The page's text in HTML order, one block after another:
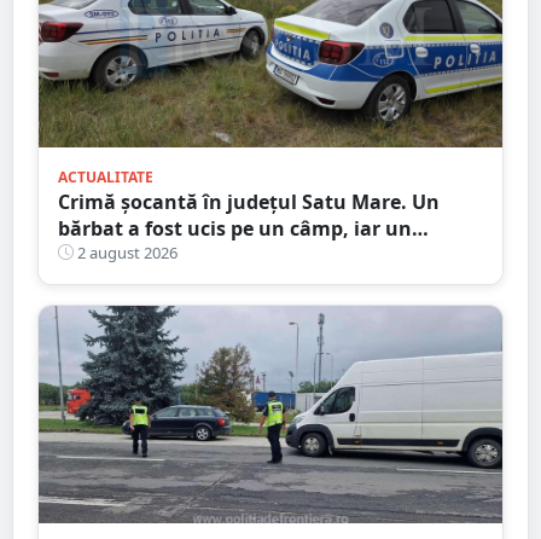
ACTUALITATE
Crimă șocantă în județul Satu Mare. Un
bărbat a fost ucis pe un câmp, iar un
adolescent este în custodia poliției
2 august 2026